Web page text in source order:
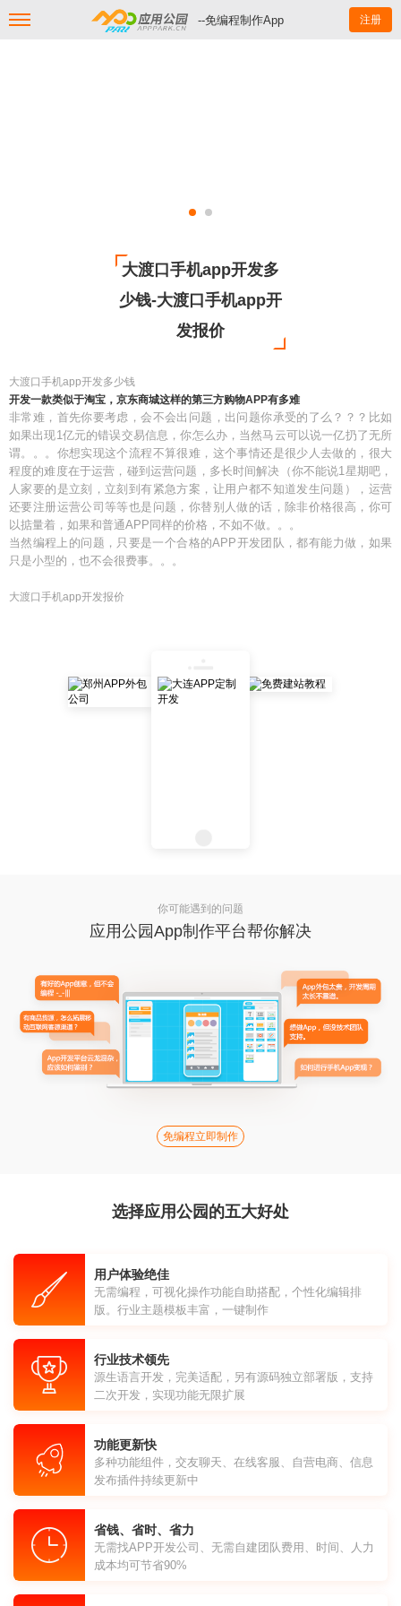
--免编程制作App 注册
大渡口手机app开发多
少钱-大渡口手机app开
发报价
大渡口手机app开发多少钱
开发一款类似于淘宝，京东商城这样的第三方购物APP有多难
非常难，首先你要考虑，会不会出问题，出问题你承受的了么？？？比如
如果出现1亿元的错误交易信息，你怎么办，当然马云可以说一亿扔了无所
谓。。。你想实现这个流程不算很难，这个事情还是很少人去做的，很大
程度的难度在于运营，碰到运营问题，多长时间解决（你不能说1星期吧，
人家要的是立刻，立刻到有紧急方案，让用户都不知道发生问题），运营
还要注册运营公司等等也是问题，你替别人做的话，除非价格很高，你可
以掂量着，如果和普通APP同样的价格，不如不做。。。
当然编程上的问题，只要是一个合格的APP开发团队，都有能力做，如果
只是小型的，也不会很费事。。。
大渡口手机app开发报价
你可能遇到的问题
应用公园App制作平台帮你解决
免编程立即制作
选择应用公园的五大好处
用户体验绝佳
无需编程，可视化操作功能自助搭配，个性化编辑排
版。行业主题模板丰富，一键制作
行业技术领先
源生语言开发，完美适配，另有源码独立部署版，支持
二次开发，实现功能无限扩展
功能更新快
多种功能组件，交友聊天、在线客服、自营电商、信息
发布插件持续更新中
省钱、省时、省力
无需找APP开发公司、无需自建团队费用、时间、人力
成本均可节省90%